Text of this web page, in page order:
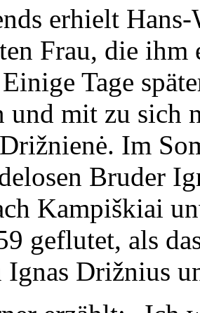
erhielt
Frau, die ihm
Tage
und mit zu sich
Im
Bruder
Kampiškiai
geflutet, als
Ignas Drižnius